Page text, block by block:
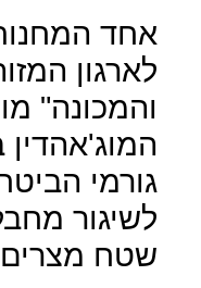
אחד
לארגון
והמכונה"
גורמי
לשיגור
שטח